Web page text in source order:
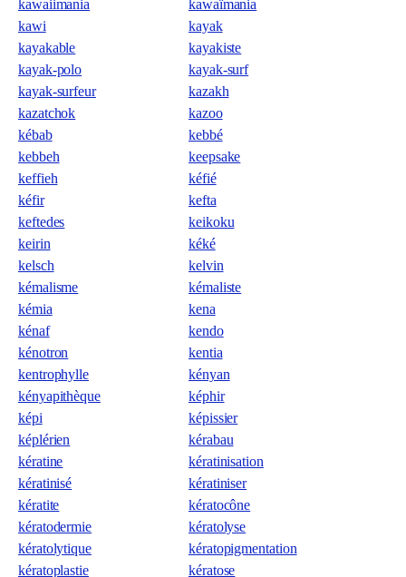
kawaiimania
kawaïmania
kawi
kayak
kayakable
kayakiste
kayak-polo
kayak-surf
kayak-surfeur
kazakh
kazatchok
kazoo
kébab
kebbé
kebbeh
keepsake
keffieh
kéfié
kéfir
kefta
keftedes
keikoku
keirin
kéké
kelsch
kelvin
kémalisme
kémaliste
kémia
kena
kénaf
kendo
kénotron
kentia
kentrophylle
kényan
kényapithèque
képhir
képi
képissier
képlérien
kérabau
kératine
kératinisation
kératinisé
kératiniser
kératite
kératocône
kératodermie
kératolyse
kératolytique
kératopigmentation
kératoplastie
kératose